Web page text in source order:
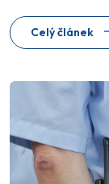
Celý článek